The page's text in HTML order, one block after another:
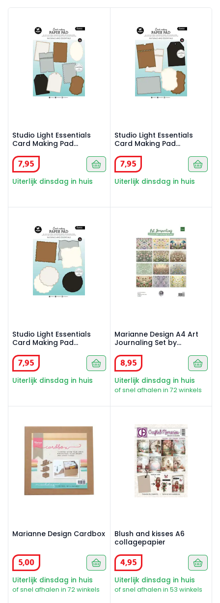
Studio Light Essentials
Card Making Pad
7,95
Uiterlijk dinsdag in huis
Studio Light Essentials
Card Making Pad
7,95
Uiterlijk dinsdag in huis
Studio Light Essentials
Card Making Pad
7,95
Uiterlijk dinsdag in huis
Marianne Design A4 Art
Journaling Set by
8,95
Uiterlijk dinsdag in huis
of snel afhalen in 72 winkels
Marianne Design Cardbox
5,00
Uiterlijk dinsdag in huis
of snel afhalen in 72 winkels
Blush and kisses A6
collagepapier
4,95
Uiterlijk dinsdag in huis
of snel afhalen in 53 winkels